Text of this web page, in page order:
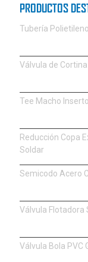
PRODUCTOS
Tubería
Válvula de
Tee Macho
Reducción Copa
Soldar
Semicodo Acero
Válvula Flotadora
Válvula Bola PVC